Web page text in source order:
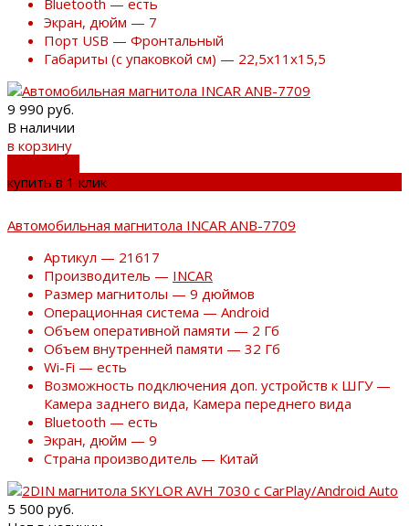
Bluetooth — есть
Экран, дюйм — 7
Порт USB — Фронтальный
Габариты (с упаковкой см) — 22,5x11x15,5
9 990 руб.
В наличии
в корзину
купить в 1 клик
Автомобильная магнитола INCAR ANB-7709
Артикул — 21617
Производитель — INCAR
Размер магнитолы — 9 дюймов
Операционная система — Android
Объем оперативной памяти — 2 Гб
Объем внутренней памяти — 32 Гб
Wi-Fi — есть
Возможность подключения доп. устройств к ШГУ —
Камера заднего вида, Камера переднего вида
Bluetooth — есть
Экран, дюйм — 9
Страна производитель — Китай
5 500 руб.